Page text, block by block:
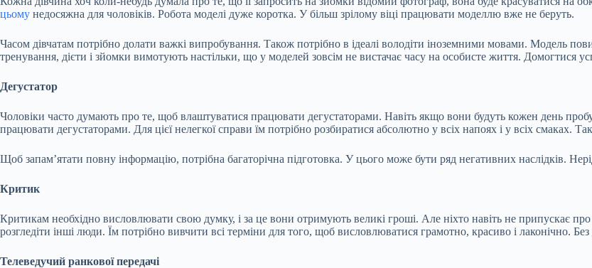
цьому недосяжна для чоловіків. Робота моделі дуже коротка. У більш зрілому віці працювати моделлю вже не беруть.
Часом дівчатам потрібно долати важкі випробування. Також потрібно в ідеалі володіти іноземними мовами. Модель
тренування, дієти і зйомки вимотують настільки, що у моделей зовсім не вистачає часу на особисте життя. Домогтися
Дегустатор
Чоловіки часто думають про те, щоб влаштуватися працювати дегустаторами. Навіть якщо вони будуть кожен день
працювати дегустаторами. Для цієї нелегкої справи їм потрібно розбиратися абсолютно у всіх напоях і у всіх смаках.
Щоб запам’ятати повну інформацію, потрібна багаторічна підготовка. У цього може бути ряд негативних наслідків.
Критик
Критикам необхідно висловлювати свою думку, і за це вони отримують великі гроші. Але ніхто навіть не припускає
розгледіти інші люди. Їм потрібно вивчити всі терміни для того, щоб висловлюватися грамотно, красиво і лаконічно.
Телеведучий ранкової передачі